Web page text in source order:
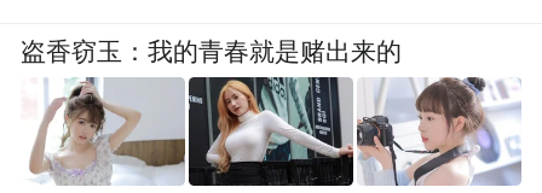
盗香窃玉：我的青春就是赌出来的